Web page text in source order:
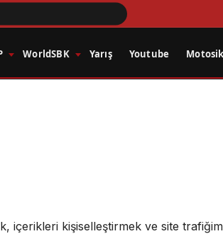
WorldSBK Yarış Youtube
içerikleri kişiselleştirmek ve site